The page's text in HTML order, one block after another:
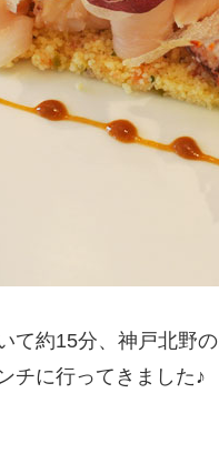
て約15分、神戸北野
チに行ってきました♪